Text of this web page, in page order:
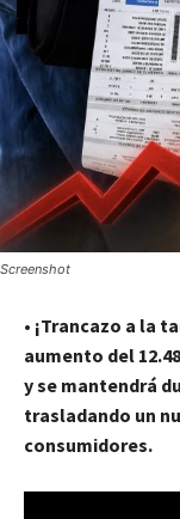
Screenshot
• ¡Trancazo a la
aumento del
y se mantendrá
trasladando un
consumidores.